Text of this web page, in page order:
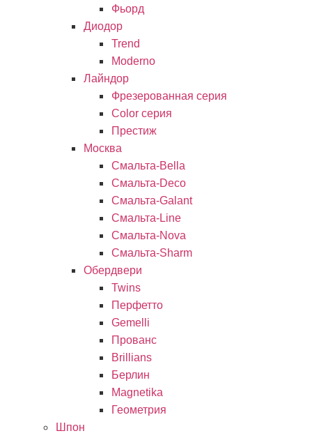
Фьорд
Диодор
Trend
Moderno
Лайндор
Фрезерованная серия
Color серия
Престиж
Москва
Смальта-Bella
Смальта-Deco
Смальта-Galant
Смальта-Line
Смальта-Nova
Смальта-Sharm
Обердвери
Twins
Перфетто
Gemelli
Прованс
Brillians
Берлин
Magnetika
Геометрия
Шпон